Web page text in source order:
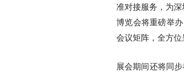
准对接服务，为
博览会将重磅举
会议矩阵，全方位
展会期间还将同